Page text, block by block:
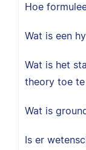
Hoe
Wat is een
Wat is het
theory toe te
Wat is
Is er